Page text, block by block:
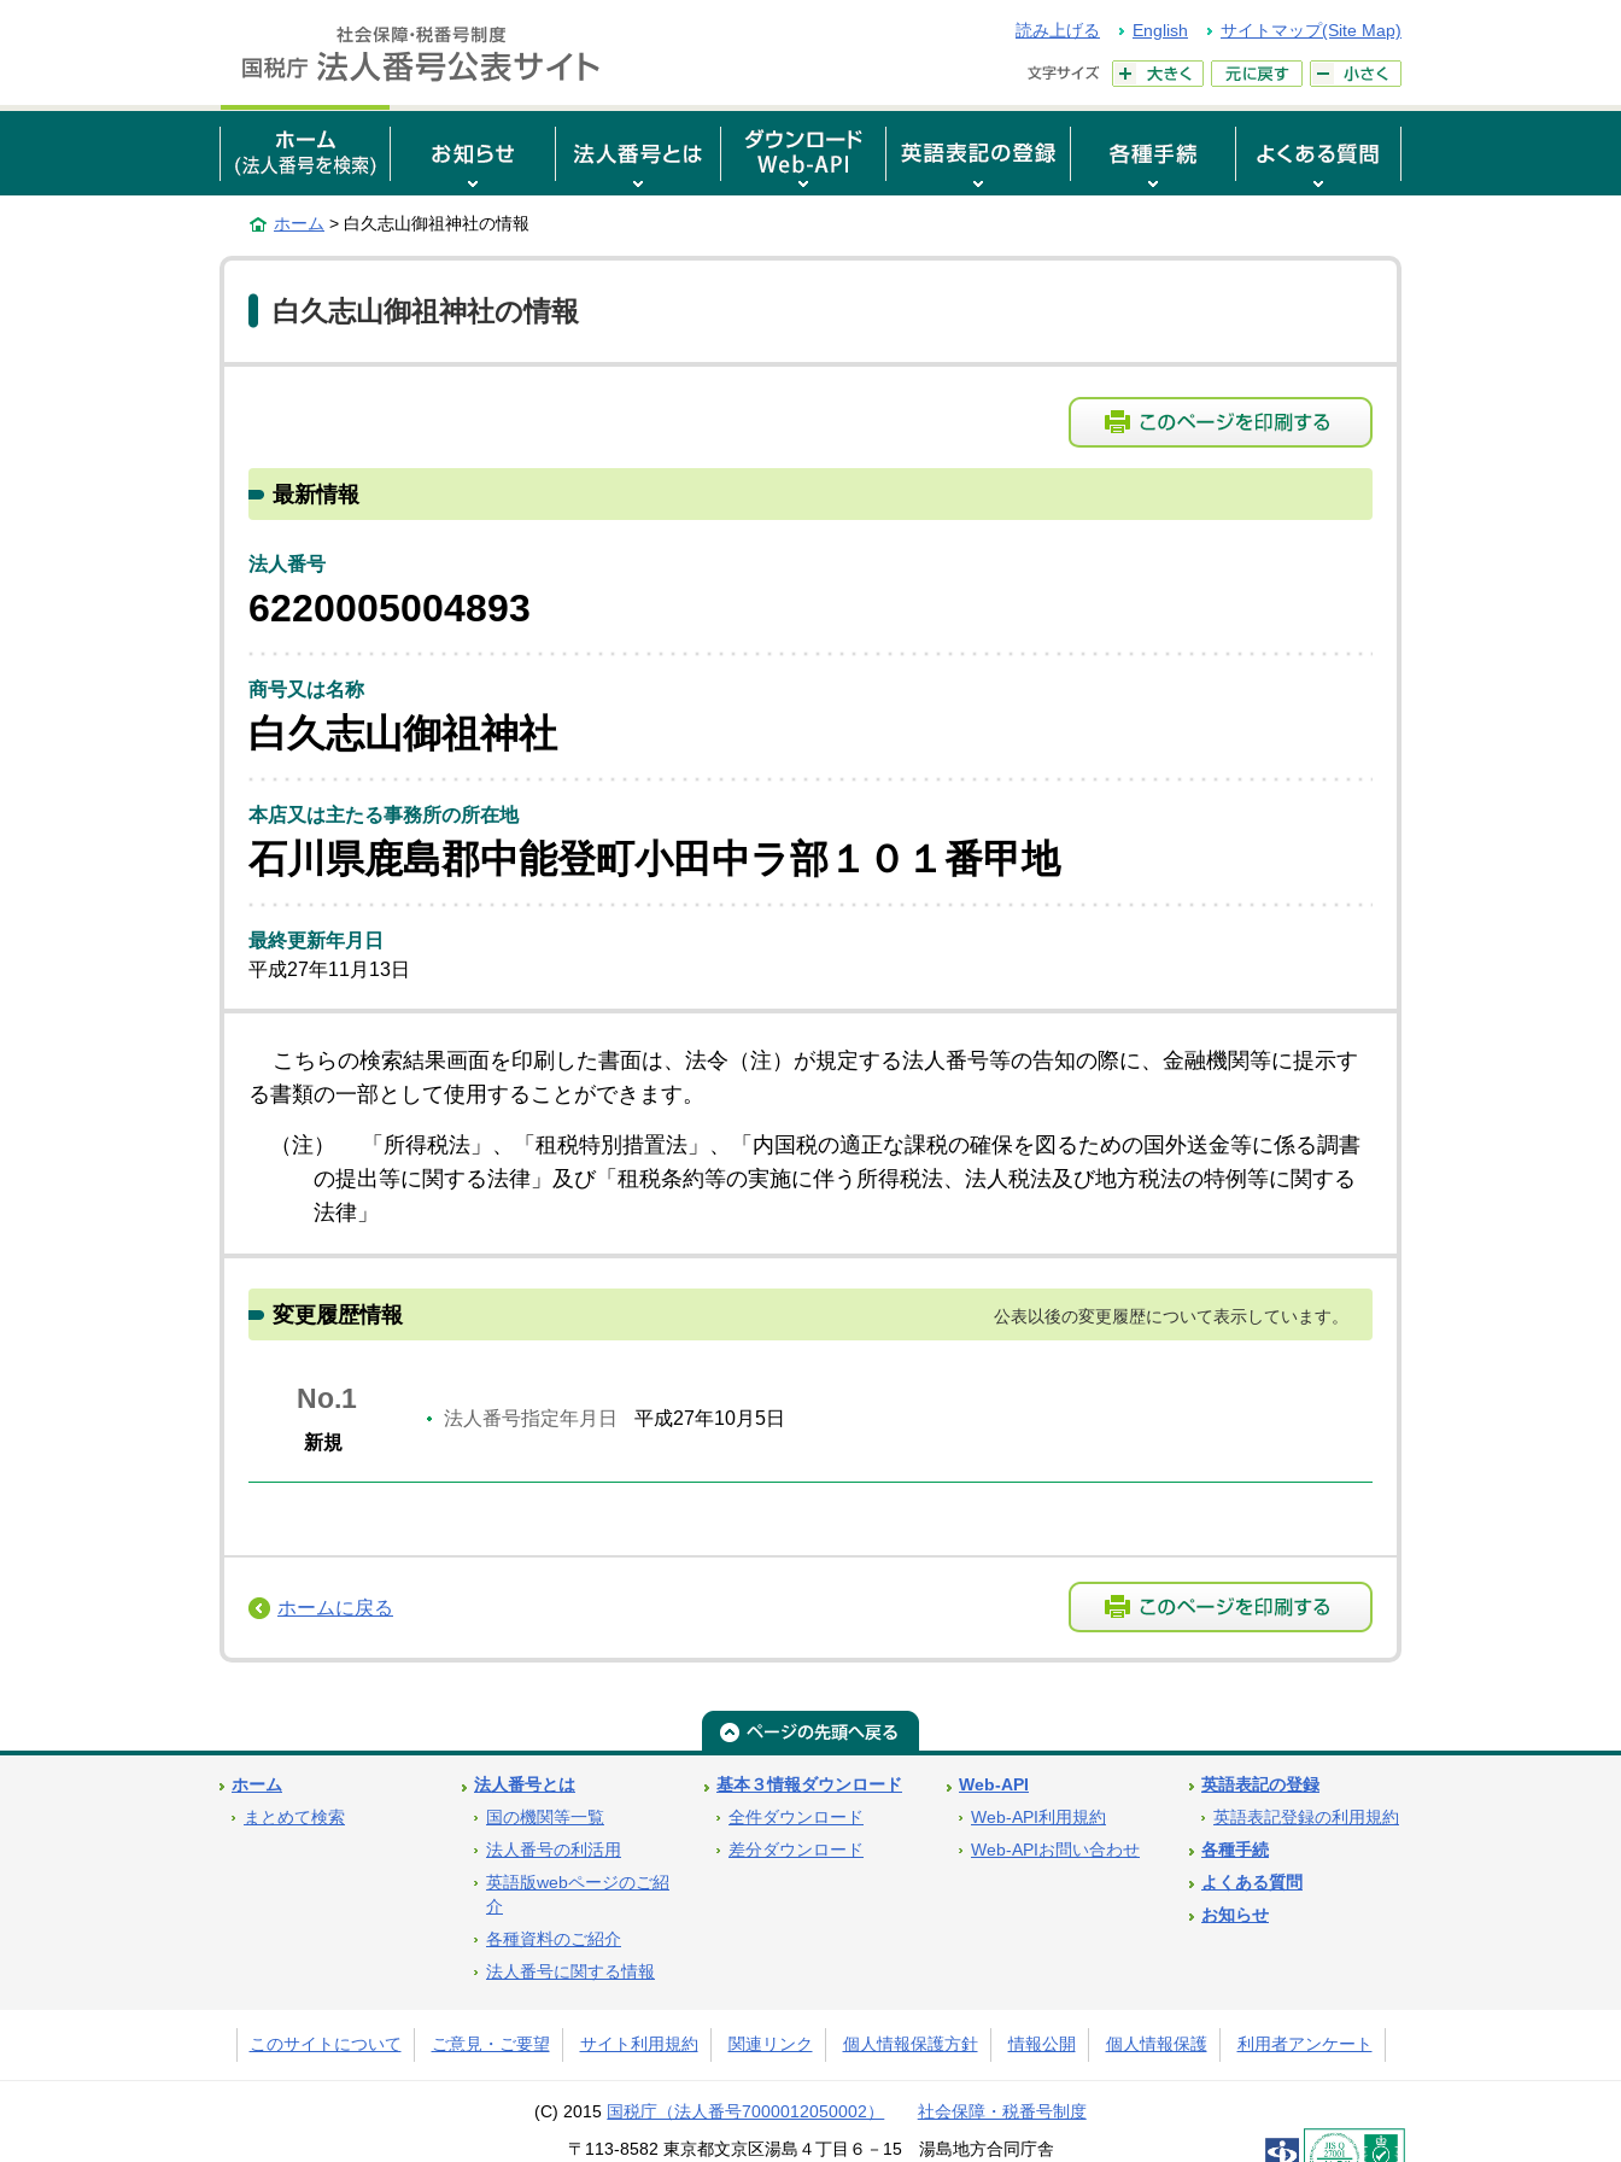
読み上げる English サイトマップ(Site Map)
ホーム > 白久志山御祖神社の情報
白久志山御祖神社の情報
最新情報
法人番号
6220005004893
商号又は名称
白久志山御祖神社
本店又は主たる事務所の所在地
石川県鹿島郡中能登町小田中ラ部１０１番甲地
最終更新年月日
平成27年11月13日
こちらの検索結果画面を印刷した書面は、法令（注）が規定する法人番号等の告知の際に、金融機関等に提示す
る書類の一部として使用することができます。
（注）
「所得税法」、「租税特別措置法」、「内国税の適正な課税の確保を図るための国外送金等に係る調書
の提出等に関する法律」及び「租税条約等の実施に伴う所得税法、法人税法及び地方税法の特例等に関する
法律」
変更履歴情報 公表以後の変更履歴について表示しています。
No.1
新規
法人番号指定年月日 平成27年10月5日
ホームに戻る
ホーム
まとめて検索
法人番号とは
国の機関等一覧
法人番号の利活用
英語版webページのご紹
介
各種資料のご紹介
法人番号に関する情報
基本３情報ダウンロード
全件ダウンロード
差分ダウンロード
Web-API
Web-API利用規約
Web-APIお問い合わせ
英語表記の登録
英語表記登録の利用規約
各種手続
よくある質問
お知らせ
このサイトについて ご意見・ご要望 サイト利用規約 関連リンク 個人情報保護方針 情報公開 個人情報保護 利用者アンケート
(C) 2015 国税庁（法人番号7000012050002） 社会保障・税番号制度
〒113-8582 東京都文京区湯島４丁目６－15 湯島地方合同庁舎